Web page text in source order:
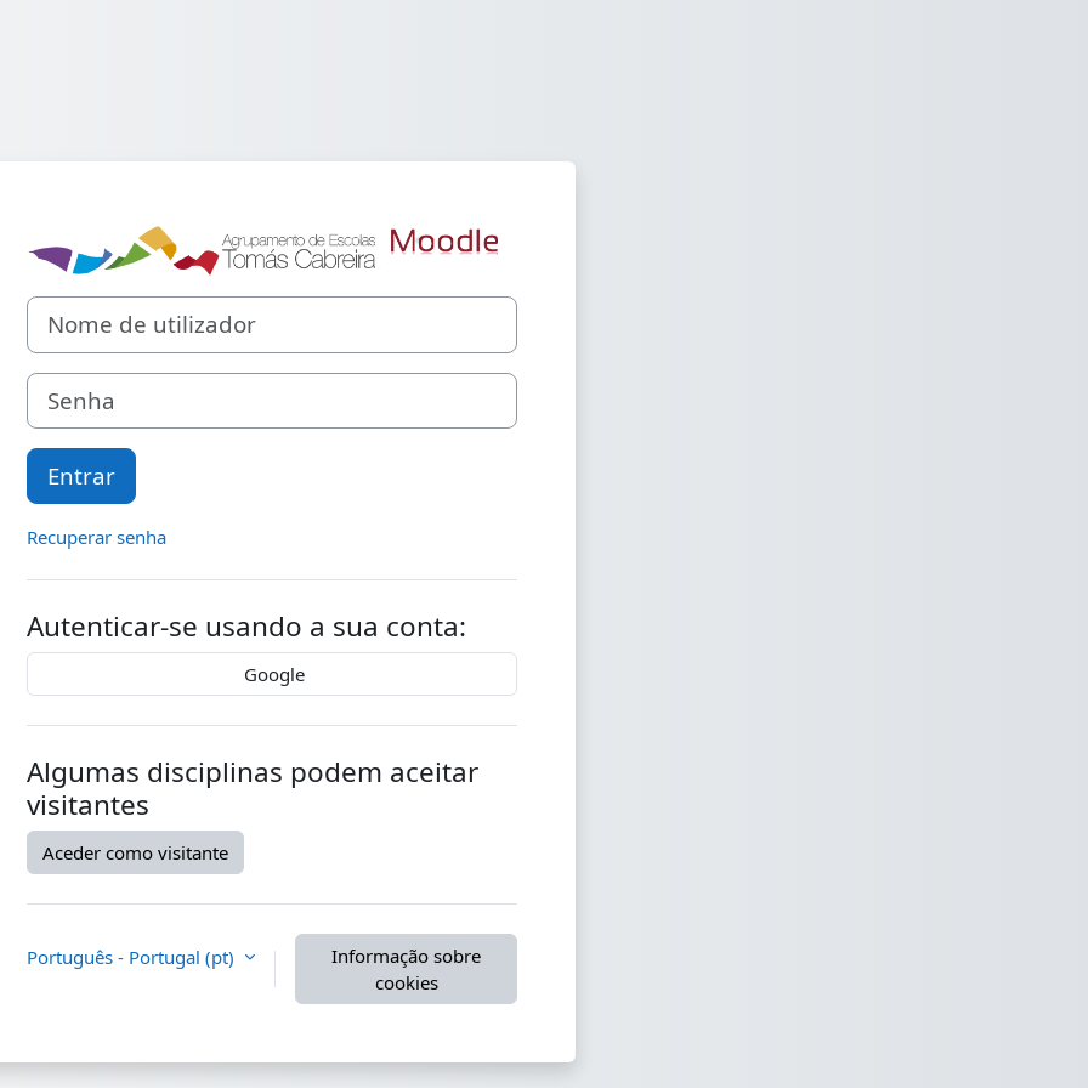
Entrar em Moodle do Agrupamento de Escolas
Nome de utilizador
Senha
Entrar
Recuperar senha
Autenticar-se usando a sua conta:
Google
Algumas disciplinas podem aceitar
visitantes
Aceder como visitante
Português - Portugal ‎(pt)‎
Informação sobre
cookies